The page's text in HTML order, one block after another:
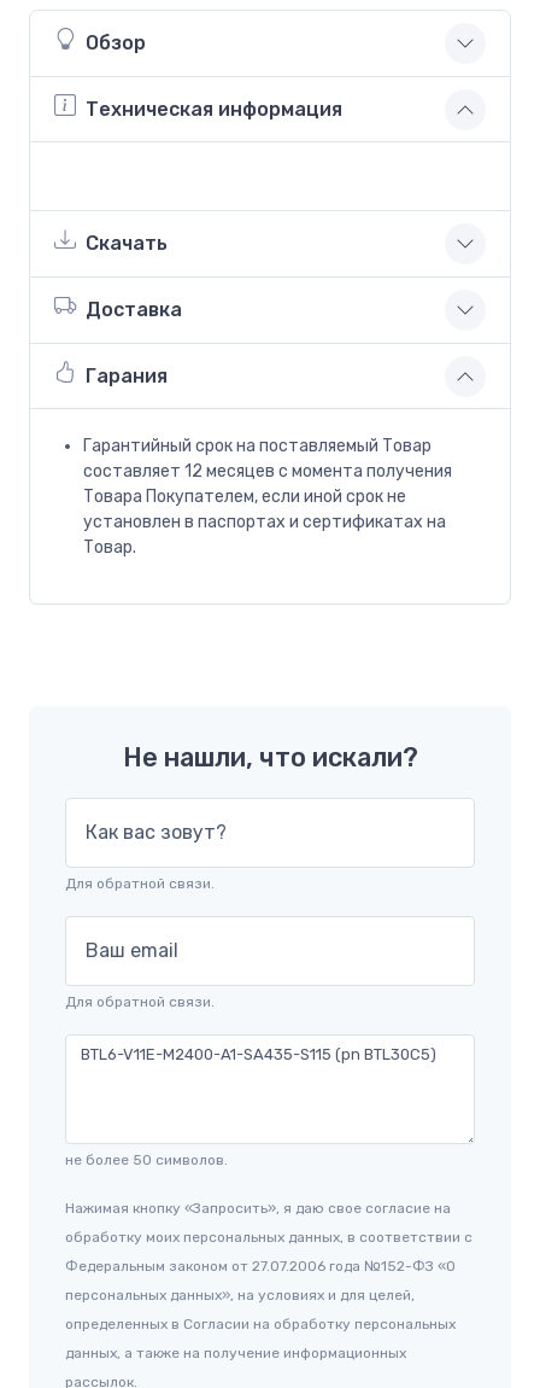
Обзор
Техническая информация
Скачать
Доставка
Гарания
Гарантийный срок на поставляемый Товар
составляет 12 месяцев с момента получения
Товара Покупателем, если иной срок не
установлен в паспортах и сертификатах на
Товар.
Не нашли, что искали?
Как вас зовут?
Для обратной связи.
Ваш email
Для обратной связи.
не более 50 символов.
Нажимая кнопку «Запросить», я даю свое согласие на
обработку моих персональных данных, в соответствии с
Федеральным законом от 27.07.2006 года №152-ФЗ «О
персональных данных», на условиях и для целей,
определенных в Согласии на обработку персональных
данных, а также на получение информационных
рассылок.